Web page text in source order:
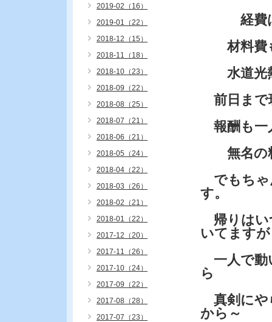
経費は
材料費も
水道光
前日まで
報酬も一
無名の
でもちゃ
す。
帰りはい
いてます
一人で動
ら
真剣にや
から～
2019-02（16）
2019-01（22）
2018-12（15）
2018-11（18）
2018-10（23）
2018-09（22）
2018-08（25）
2018-07（21）
2018-06（21）
2018-05（24）
2018-04（22）
2018-03（26）
2018-02（21）
2018-01（22）
2017-12（20）
2017-11（26）
2017-10（24）
2017-09（22）
2017-08（28）
2017-07（23）